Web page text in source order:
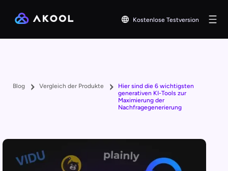
Kostenlose Testversion
Blog Vergleich der Produkte
Hier sind die 6 wichtigsten
generativen KI-Tools zur
Maximierung der
Nachfragegenerierung